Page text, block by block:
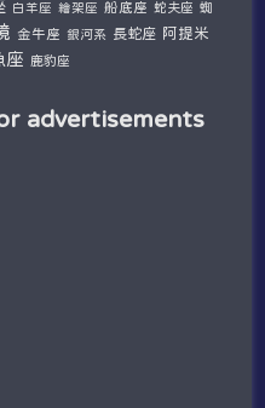
白羊座 繪架座 船底座 蛇夫座 蜘
金牛座 銀河系 長蛇座 阿提米
座 鹿豹座
advertisements